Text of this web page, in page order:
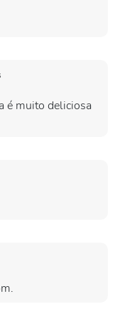
é muito deliciosa